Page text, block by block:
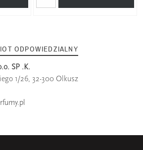
ODPOWIEDZIALNY
SP .K.
1/26, 32-300 Olkusz